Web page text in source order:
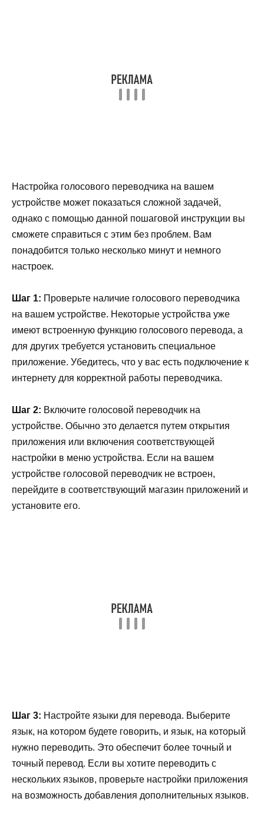
Настройка голосового переводчика на вашем
устройстве может показаться сложной задачей,
однако с помощью данной пошаговой инструкции вы
сможете справиться с этим без проблем. Вам
понадобится только несколько минут и немного
настроек.
Шаг 1: Проверьте наличие голосового переводчика
на вашем устройстве. Некоторые устройства уже
имеют встроенную функцию голосового перевода, а
для других требуется установить специальное
приложение. Убедитесь, что у вас есть подключение к
интернету для корректной работы переводчика.
Шаг 2: Включите голосовой переводчик на
устройстве. Обычно это делается путем открытия
приложения или включения соответствующей
настройки в меню устройства. Если на вашем
устройстве голосовой переводчик не встроен,
перейдите в соответствующий магазин приложений и
установите его.
Шаг 3: Настройте языки для перевода. Выберите
язык, на котором будете говорить, и язык, на который
нужно переводить. Это обеспечит более точный и
точный перевод. Если вы хотите переводить с
нескольких языков, проверьте настройки приложения
на возможность добавления дополнительных языков.